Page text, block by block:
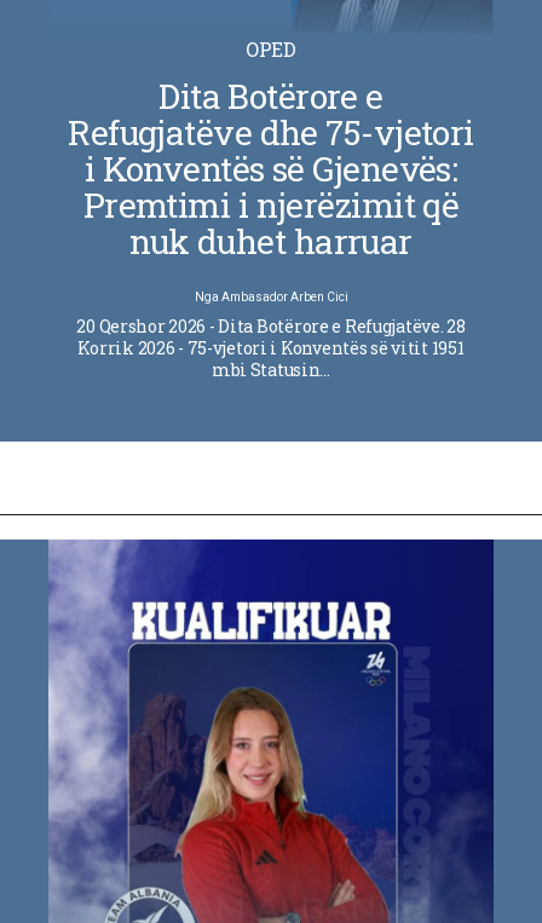
OPED
Dita Botërore e
Refugjatëve dhe 75-vjetori
i Konventës së Gjenevës:
Premtimi i njerëzimit që
nuk duhet harruar
Nga Ambasador Arben Cici
20 Qershor 2026 - Dita Botërore e Refugjatëve. 28
Korrik 2026 - 75-vjetori i Konventës së vitit 1951
mbi Statusin…